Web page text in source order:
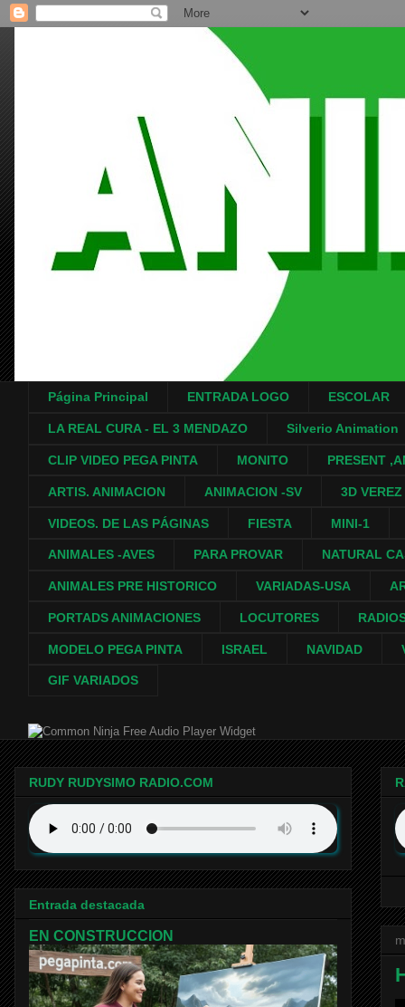
Página Principal ENTRADA LOGO ESCOLAR
LA REAL CURA - EL 3 MENDAZO Silverio Animation
CLIP VIDEO PEGA PINTA MONITO PRESENT
ARTIS. ANIMACION ANIMACION -SV 3D VEREZ
VIDEOS. DE LAS PÁGINAS FIESTA MINI-1
ANIMALES -AVES PARA PROVAR NATURAL
ANIMALES PRE HISTORICO VARIADAS-USA
PORTADS ANIMACIONES LOCUTORES
MODELO PEGA PINTA ISRAEL NAVIDAD
GIF VARIADOS
Free Audio Player Widget
RUDY RUDYSIMO RADIO.COM
Entrada destacada
EN CONSTRUCCION